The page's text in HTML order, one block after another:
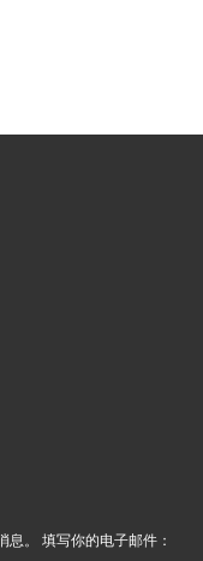
。 填写你的电子邮件：